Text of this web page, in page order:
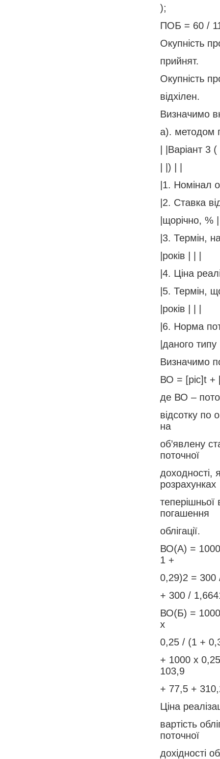
);
ПОБ = 60 /
Окупність
прийнят.
Окупність
відхілен.
Визначимо
а). методом
| |Варіант 3
| |) | |
|1. Номінал
|2. Ставка
|щорічно, %
|3. Термін,
|років | | |
|4. Ціна
|5. Термін,
|років | | |
|6. Норма
|даного
Визначимо
ВО = [pic]t +
де ВО –
відсотку по
на
об’явлену
поточної
доходності,
розрахунках
теперішньої
погашення
облігації.
ВО(А) =
1 +
0,29)2 = 300
+ 300 /
ВО(Б) =
х
0,25 / (1 +
+ 1000 х
103,9
+ 77,5 +
Ціна
вартість
поточної
дохідності